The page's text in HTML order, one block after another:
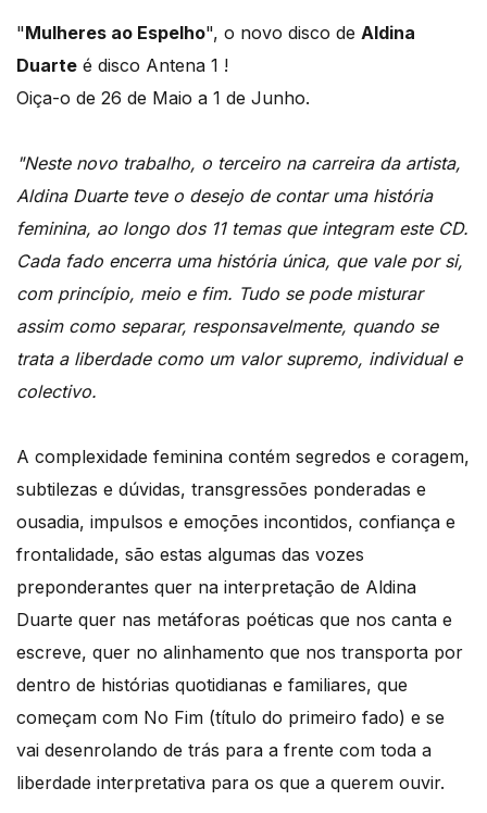
"Mulheres ao Espelho", o novo disco de Aldina
Duarte é disco Antena 1 !
Oiça-o de 26 de Maio a 1 de Junho.
"Neste novo trabalho, o terceiro na carreira da artista,
Aldina Duarte teve o desejo de contar uma história
feminina, ao longo dos 11 temas que integram este CD.
Cada fado encerra uma história única, que vale por si,
com princípio, meio e fim. Tudo se pode misturar
assim como separar, responsavelmente, quando se
trata a liberdade como um valor supremo, individual e
colectivo.
A complexidade feminina contém segredos e coragem,
subtilezas e dúvidas, transgressões ponderadas e
ousadia, impulsos e emoções incontidos, confiança e
frontalidade, são estas algumas das vozes
preponderantes quer na interpretação de Aldina
Duarte quer nas metáforas poéticas que nos canta e
escreve, quer no alinhamento que nos transporta por
dentro de histórias quotidianas e familiares, que
começam com No Fim (título do primeiro fado) e se
vai desenrolando de trás para a frente com toda a
liberdade interpretativa para os que a querem ouvir.